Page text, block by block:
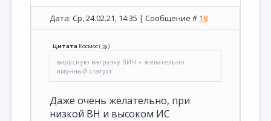
Дата: Ср, 24.02.21, 14:35 | Сообщение # 18
Цитата Космос( )
вирусную нагрузку ВИЧ + желательно
имунный статусг
Даже очень желательно, при
низкой ВН и высоком ИС